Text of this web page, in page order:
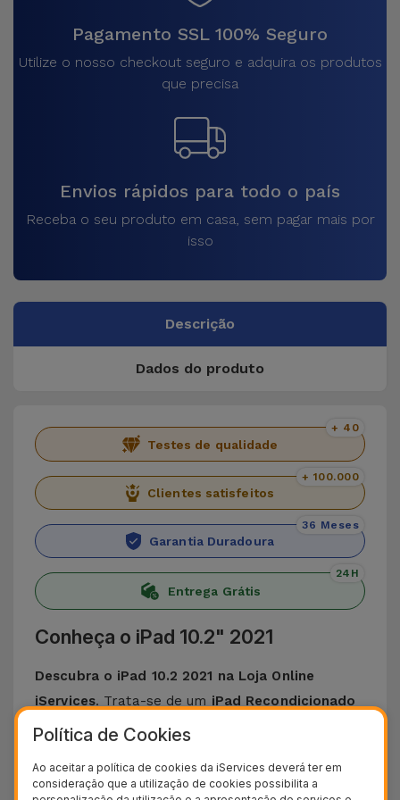
Pagamento SSL 100% Seguro
Utilize o nosso checkout seguro e adquira os produtos
que precisa
Envios rápidos para todo o país
Receba o seu produto em casa, sem pagar mais por
isso
Descrição
Dados do produto
Testes de qualidade
+ 40
Clientes satisfeitos
+ 100.000
Garantia Duradoura
36 Meses
Entrega Grátis
24H
Conheça o iPad 10.2" 2021
Descubra o iPad 10.2 2021 na Loja Online
iServices. Trata-se de um iPad Recondicionado
que combina uma excelente performance,
utilização intuitiva e um elegante design. Trata-se
Política de Cookies
Ao aceitar a política de cookies da iServices deverá ter em
consideração que a utilização de cookies possibilita a